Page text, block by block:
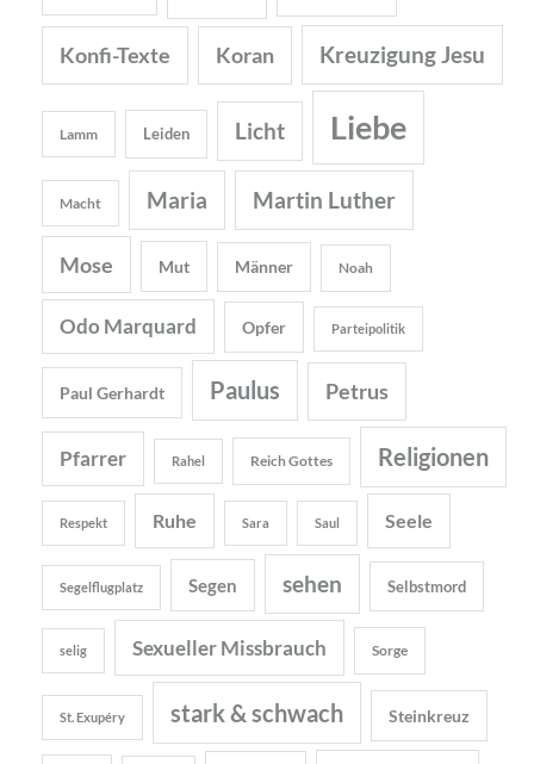
Konfi-Texte Koran Kreuzigung Jesu
Lamm Leiden Licht Liebe
Macht Maria Martin Luther
Mose Mut Männer Noah
Odo Marquard Opfer Parteipolitik
Paul Gerhardt Paulus Petrus
Pfarrer Rahel Reich Gottes Religionen
Respekt Ruhe Sara Saul Seele
Segelflugplatz Segen sehen Selbstmord
selig Sexueller Missbrauch Sorge
St. Exupéry stark & schwach Steinkreuz